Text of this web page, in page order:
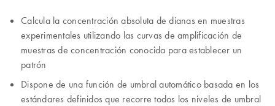
Calcula la concentración absoluta de dianas en muestras
experimentales utilizando las curvas de amplificación de
muestras de concentración conocida para establecer un
patrón
Dispone de una función de umbral automático basada en los
estándares definidos que recorre todos los niveles de umbral